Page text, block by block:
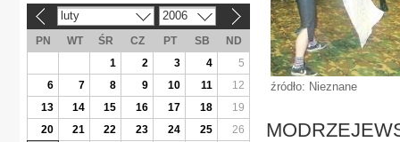
źródło: Nieznane
luty 2006
PN WT ŚR CZ PT SB
ND
1
2 3 4
5
6
7 8 9 10 11
12
13
14 15 16 17 18
19
20
21 22 23 24 25
26